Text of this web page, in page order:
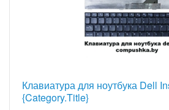
Клавиатура для ноутбука Dell
{Category.Title}